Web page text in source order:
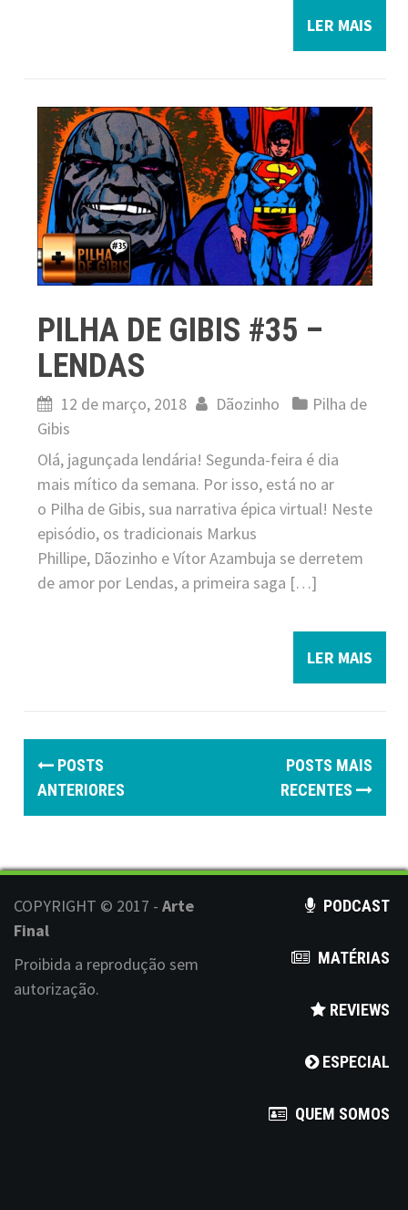
LER MAIS
PILHA DE GIBIS #35 –
LENDAS
12 de março, 2018 Dãozinho
Pilha de
Gibis
Olá, jagunçada lendária! Segunda-feira é dia
mais mítico da semana. Por isso, está no ar
o Pilha de Gibis, sua narrativa épica virtual! Neste
episódio, os tradicionais Markus
Phillipe, Dãozinho e Vítor Azambuja se derretem
de amor por Lendas, a primeira saga […]
LER MAIS
P
o
s
t
s
n
a
v
POSTS
ANTERIORES
POSTS MAIS
RECENTES
COPYRIGHT © 2017 - Arte
Final
Proibida a reprodução sem
autorização.
PODCAST
MATÉRIAS
REVIEWS
ESPECIAL
QUEM SOMOS